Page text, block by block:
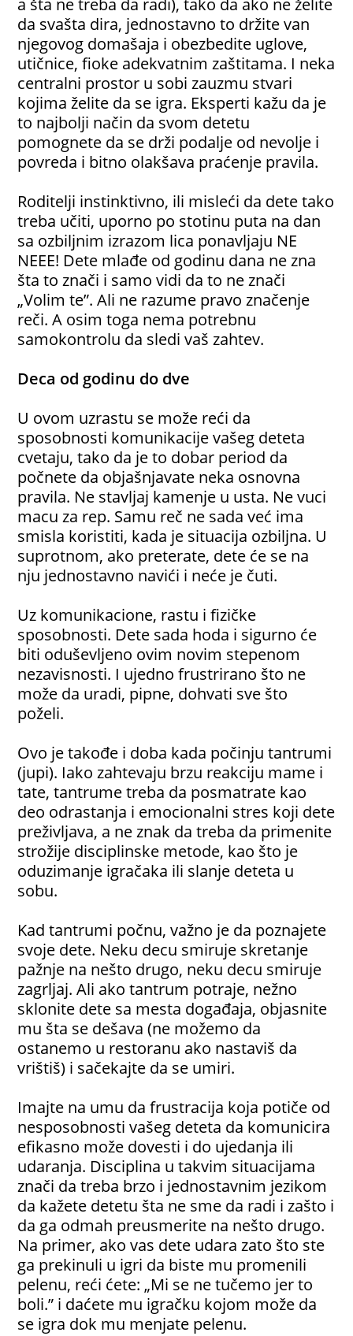
da svašta dira, jednostavno to držite van
njegovog domašaja i obezbedite uglove,
utičnice, fioke adekvatnim zaštitama. I neka
centralni prostor u sobi zauzmu stvari
kojima želite da se igra. Eksperti kažu da je
to najbolji način da svom detetu
pomognete da se drži podalje od nevolje i
povreda i bitno olakšava praćenje pravila.
Roditelji instinktivno, ili misleći da dete tako
treba učiti, uporno po stotinu puta na dan
sa ozbiljnim izrazom lica ponavljaju NE
NEEE! Dete mlađe od godinu dana ne zna
šta to znači i samo vidi da to ne znači
„Volim te”. Ali ne razume pravo značenje
reči. A osim toga nema potrebnu
samokontrolu da sledi vaš zahtev.
Deca od godinu do dve
U ovom uzrastu se može reći da
sposobnosti komunikacije vašeg deteta
cvetaju, tako da je to dobar period da
počnete da objašnjavate neka osnovna
pravila. Ne stavljaj kamenje u usta. Ne vuci
macu za rep. Samu reč ne sada već ima
smisla koristiti, kada je situacija ozbiljna. U
suprotnom, ako preterate, dete će se na
nju jednostavno navići i neće je čuti.
Uz komunikacione, rastu i fizičke
sposobnosti. Dete sada hoda i sigurno će
biti oduševljeno ovim novim stepenom
nezavisnosti. I ujedno frustrirano što ne
može da uradi, pipne, dohvati sve što
poželi.
Ovo je takođe i doba kada počinju tantrumi
(jupi). Iako zahtevaju brzu reakciju mame i
tate, tantrume treba da posmatrate kao
deo odrastanja i emocionalni stres koji dete
preživljava, a ne znak da treba da primenite
strožije disciplinske metode, kao što je
oduzimanje igračaka ili slanje deteta u
sobu.
Kad tantrumi počnu, važno je da poznajete
svoje dete. Neku decu smiruje skretanje
pažnje na nešto drugo, neku decu smiruje
zagrljaj. Ali ako tantrum potraje, nežno
sklonite dete sa mesta događaja, objasnite
mu šta se dešava (ne možemo da
ostanemo u restoranu ako nastaviš da
vrištiš) i sačekajte da se umiri.
Imajte na umu da frustracija koja potiče od
nesposobnosti vašeg deteta da komunicira
efikasno može dovesti i do ujedanja ili
udaranja. Disciplina u takvim situacijama
znači da treba brzo i jednostavnim jezikom
da kažete detetu šta ne sme da radi i zašto i
da ga odmah preusmerite na nešto drugo.
Na primer, ako vas dete udara zato što ste
ga prekinuli u igri da biste mu promenili
pelenu, reći ćete: „Mi se ne tučemo jer to
boli.” i daćete mu igračku kojom može da
se igra dok mu menjate pelenu.